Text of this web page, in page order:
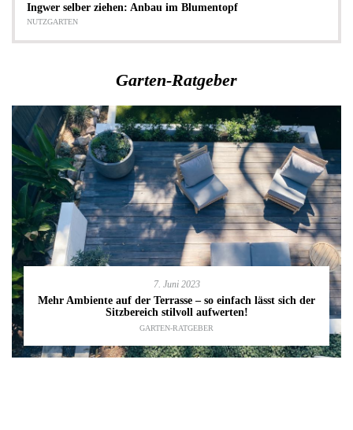
Ingwer selber ziehen: Anbau im Blumentopf
NUTZGARTEN
Garten-Ratgeber
7. Juni 2023
Mehr Ambiente auf der Terrasse – so einfach lässt sich der
Sitzbereich stilvoll aufwerten!
GARTEN-RATGEBER